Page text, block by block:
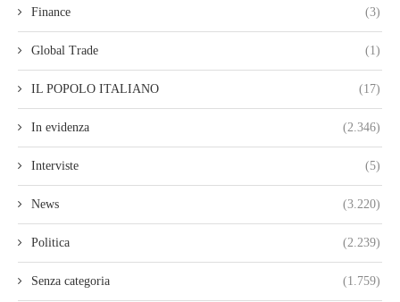
Finance (3)
Global Trade (1)
IL POPOLO ITALIANO (17)
In evidenza (2.346)
Interviste (5)
News (3.220)
Politica (2.239)
Senza categoria (1.759)